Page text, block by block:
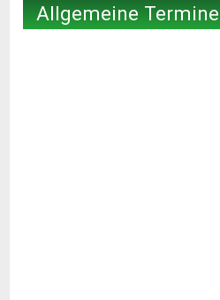
Allgemeine Termine